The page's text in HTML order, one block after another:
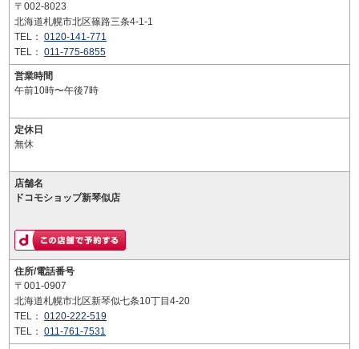
〒002-8023
北海道札幌市北区篠路三条4-1-1
TEL： 0120-141-771
TEL： 011-775-6855
営業時間
午前10時〜午後7時
定休日
無休
店舗名
ドコモショップ新琴似店
住所/電話番号
〒001-0907
北海道札幌市北区新琴似七条10丁目4-20
TEL： 0120-222-519
TEL： 011-761-7531